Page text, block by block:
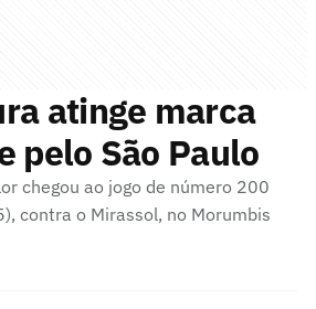
atinge marca
pelo São Paulo
chegou ao jogo de número 200
contra o Mirassol, no Morumbis